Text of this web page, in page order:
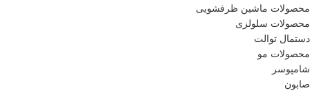
محصولات ماشین ظرفشویی
محصولات سلولزی
دستمال توالت
محصولات مو
شامپوسر
صابون